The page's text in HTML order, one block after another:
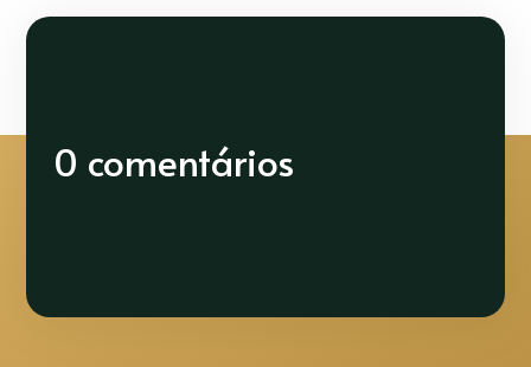
0 comentários